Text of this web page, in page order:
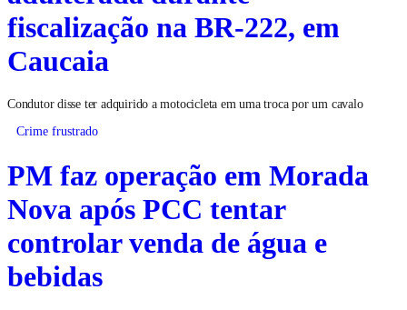
fiscalização na BR-222, em
Caucaia
Condutor disse ter adquirido a motocicleta em uma troca por um cavalo
Crime frustrado
PM faz operação em Morada
Nova após PCC tentar
controlar venda de água e
bebidas